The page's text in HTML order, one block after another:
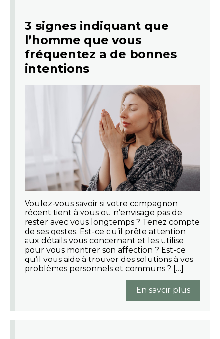
3 signes indiquant que
l’homme que vous
fréquentez a de bonnes
intentions
Voulez-vous savoir si votre compagnon
récent tient à vous ou n’envisage pas de
rester avec vous longtemps ? Tenez compte
de ses gestes. Est-ce qu’il prête attention
aux détails vous concernant et les utilise
pour vous montrer son affection ? Est-ce
qu’il vous aide à trouver des solutions à vos
problèmes personnels et communs ? […]
En savoir plus